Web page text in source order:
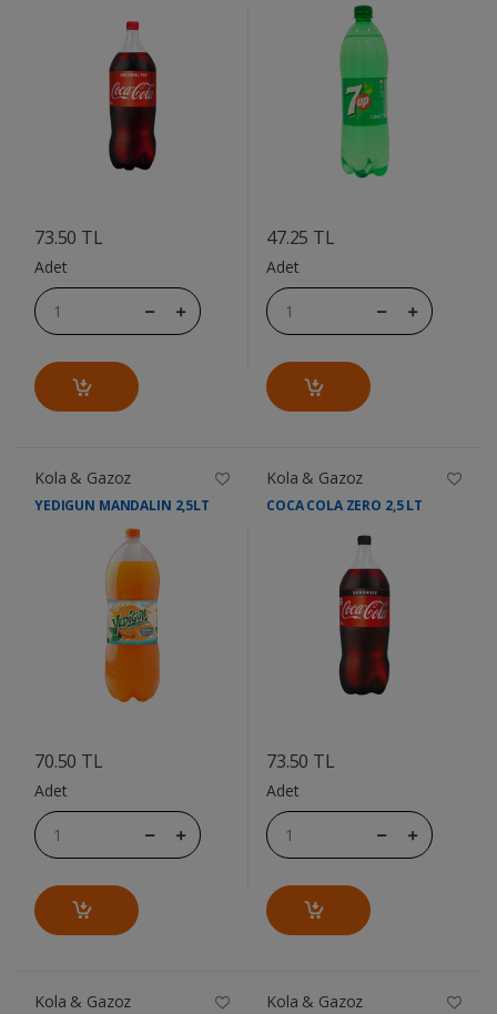
73.50 TL
Adet
47.25 TL
Adet
Kola & Gazoz
YEDIGUN MANDALIN 2,5LT
70.50 TL
Adet
Kola & Gazoz
COCA COLA ZERO 2,5 LT
73.50 TL
Adet
Kola & Gazoz Kola & Gazoz